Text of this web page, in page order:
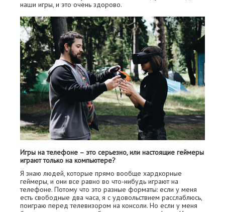
наши игры, и это очень здорово.
Игры на телефоне – это серьезно, или настоящие геймеры
играют только на компьютере?
Я знаю людей, которые прямо вообще хардкорные
геймеры, и они все равно во что-нибудь играют на
телефоне. Потому что это разные форматы: если у меня
есть свободные два часа, я с удовольствием расслаблюсь,
поиграю перед телевизором на консоли. Но если у меня